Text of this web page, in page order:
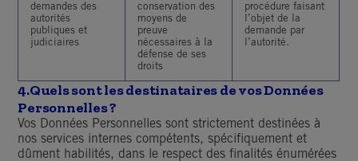
demandes des
autorités
publiques et
judiciaires
conservation des
moyens de
preuve
nécessaires à la
défense de ses
droits
procédure faisant
l’objet de la
demande par
l’autorité.
4.Quels sont les destinataires de vos Données
Personnelles ?
Vos Données Personnelles sont strictement destinées à
nos services internes compétents, spécifiquement et
dûment habilités, dans le respect des finalités énumérées